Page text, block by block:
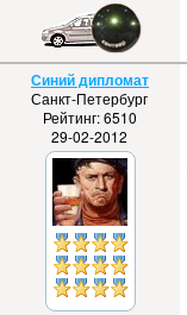
Синий дипломат
Санкт-Петербург
Рейтинг: 6510
29-02-2012